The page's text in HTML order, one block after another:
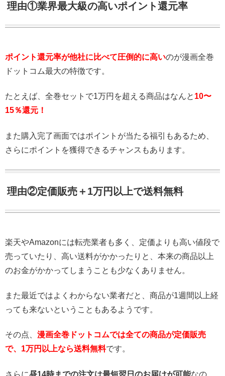
理由①業界最大級の高いポイント還元率
ポイント還元率が他社に比べて圧倒的に高いのが漫画全巻
ドットコム最大の特徴です。
たとえば、全巻セットで1万円を超える商品はなんと 10〜
15％還元！
また購入完了画面ではポイントが当たる福引もあるため、
さらにポイントを獲得できるチャンスもあります。
理由②定価販売＋1万円以上で送料無料
楽天やAmazonには転売業者も多く、定価よりも高い値段で
売っていたり、高い送料がかかったりと、本来の商品以上
のお金がかかってしまうことも少なくありません。
また最近ではよくわからない業者だと、商品が1週間以上経
っても来ないということもあるようです。
その点、 漫画全巻ドットコムでは全ての商品が定価販売
で、1万円以上なら送料無料です。
さらに昼14時までの注文は最短翌日のお届けが可能なの